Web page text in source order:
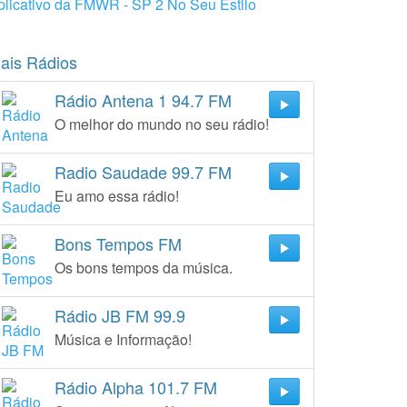
Rádios
Rádio Antena 1 94.7 FM
O melhor do mundo no seu rádio!
Radio Saudade 99.7 FM
Eu amo essa rádio!
Bons Tempos FM
Os bons tempos da música.
Rádio JB FM 99.9
Música e Informação!
Rádio Alpha 101.7 FM